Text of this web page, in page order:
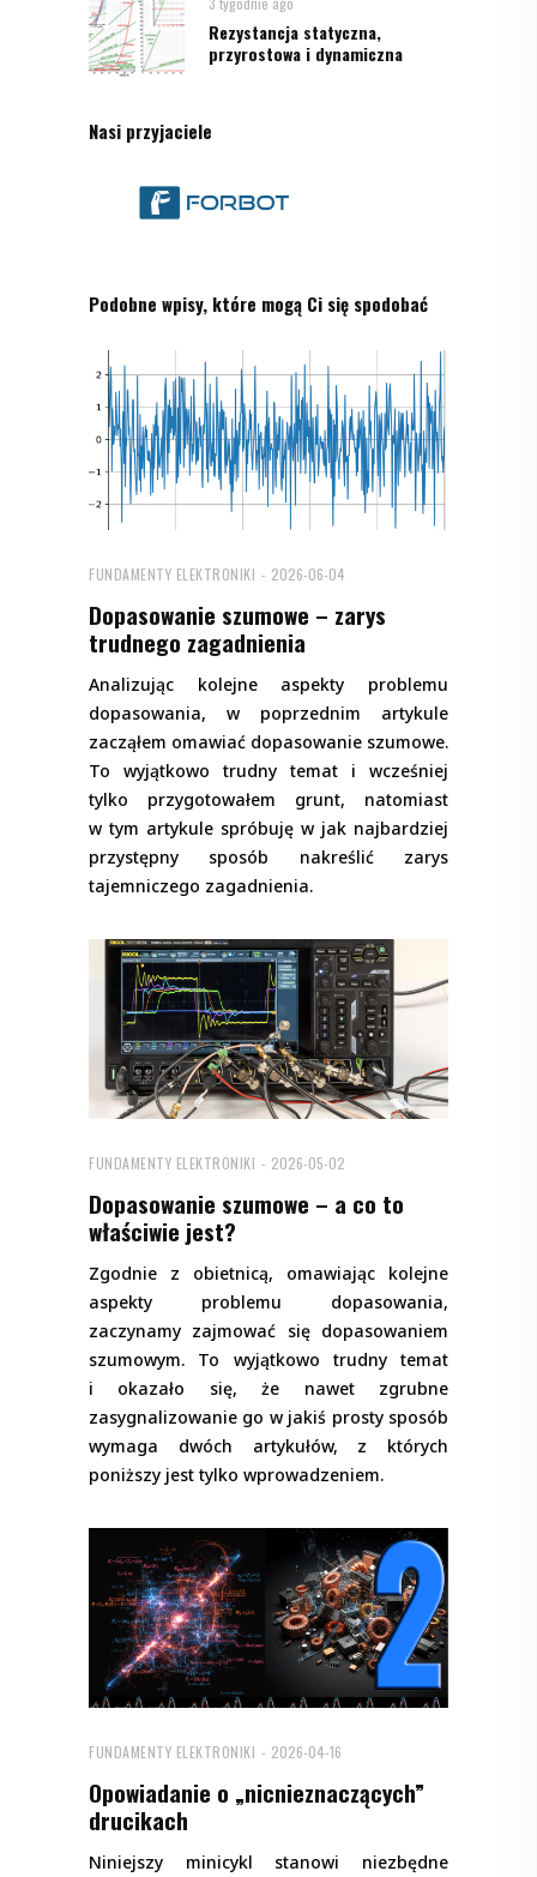
Rezystancja statyczna,
przyrostowa i dynamiczna
Nasi przyjaciele
Podobne wpisy, które mogą Ci się spodobać
FUNDAMENTY ELEKTRONIKI 2026-06-04
Dopasowanie szumowe – zarys
trudnego zagadnienia
Analizując kolejne aspekty problemu
dopasowania, w poprzednim artykule
zacząłem omawiać dopasowanie szumowe.
To wyjątkowo trudny temat i wcześniej
tylko przygotowałem grunt, natomiast
w tym artykule spróbuję w jak najbardziej
przystępny sposób nakreślić zarys
tajemniczego zagadnienia.
FUNDAMENTY ELEKTRONIKI 2026-05-02
Dopasowanie szumowe – a co to
właściwie jest?
Zgodnie z obietnicą, omawiając kolejne
aspekty problemu dopasowania,
zaczynamy zajmować się dopasowaniem
szumowym. To wyjątkowo trudny temat
i okazało się, że nawet zgrubne
zasygnalizowanie go w jakiś prosty sposób
wymaga dwóch artykułów, z których
poniższy jest tylko wprowadzeniem.
FUNDAMENTY ELEKTRONIKI 2026-04-16
Opowiadanie o „nicnieznaczących”
drucikach
Niniejszy minicykl stanowi niezbędne